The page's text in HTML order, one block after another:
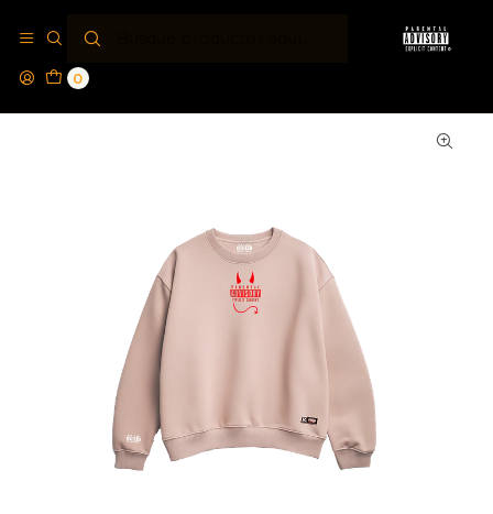
0
Polerón Crewneck Regular Parental Advisory® Hell